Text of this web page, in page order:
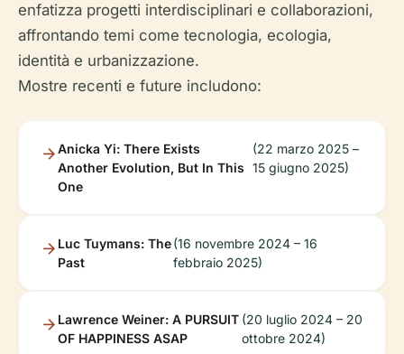
enfatizza progetti interdisciplinari e collaborazioni,
affrontando temi come tecnologia, ecologia,
identità e urbanizzazione.
Mostre recenti e future includono:
Anicka Yi: There Exists
Another Evolution, But In This
One
(22 marzo 2025 –
15 giugno 2025)
Luc Tuymans: The
Past
(16 novembre 2024 – 16
febbraio 2025)
Lawrence Weiner: A PURSUIT
OF HAPPINESS ASAP
(20 luglio 2024 – 20
ottobre 2024)